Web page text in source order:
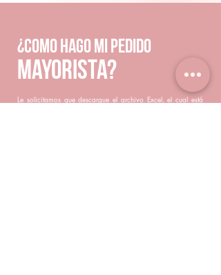
¿como hago mi pedido
mayorista?
Le solicitamos que descargue el archivo Excel, el cual está